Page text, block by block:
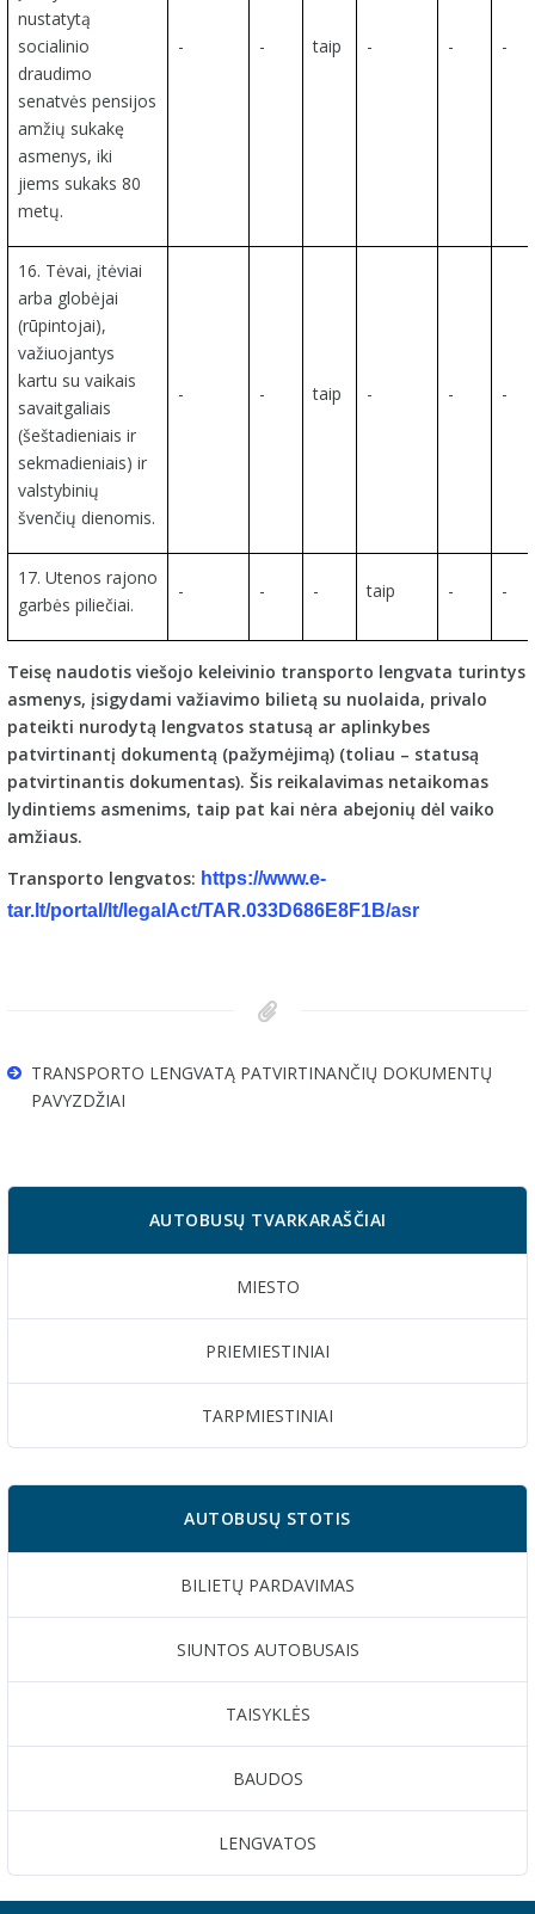
nustatytą
socialinio
draudimo
senatvės pensijos
amžių sukakę
asmenys, iki
jiems sukaks 80
metų.
- - taip - - -
16. Tėvai, įtėviai
arba globėjai
(rūpintojai),
važiuojantys
kartu su vaikais
savaitgaliais
(šeštadieniais ir
sekmadieniais) ir
valstybinių
švenčių dienomis.
- - taip - - -
17. Utenos rajono
garbės piliečiai.
- - - taip - -
Teisę naudotis viešojo keleivinio transporto lengvata turintys
asmenys, įsigydami važiavimo bilietą su nuolaida, privalo
pateikti nurodytą lengvatos statusą ar aplinkybes
patvirtinantį dokumentą (pažymėjimą) (toliau – statusą
patvirtinantis dokumentas). Šis reikalavimas netaikomas
lydintiems asmenims, taip pat kai nėra abejonių dėl vaiko
amžiaus.
Transporto lengvatos: https://www.e-
tar.lt/portal/lt/legalAct/TAR.033D686E8F1B/asr
TRANSPORTO LENGVATĄ PATVIRTINANČIŲ DOKUMENTŲ
PAVYZDŽIAI
AUTOBUSŲ TVARKARAŠČIAI
MIESTO
PRIEMIESTINIAI
TARPMIESTINIAI
AUTOBUSŲ STOTIS
BILIETŲ PARDAVIMAS
SIUNTOS AUTOBUSAIS
TAISYKLĖS
BAUDOS
LENGVATOS